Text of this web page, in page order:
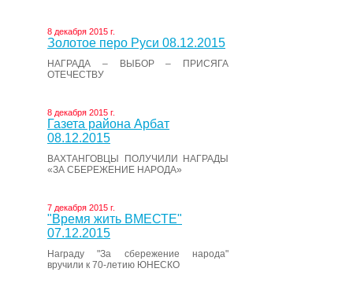
8 декабря 2015 г.
Золотое перо Руси 08.12.2015
НАГРАДА – ВЫБОР – ПРИСЯГА
ОТЕЧЕСТВУ
8 декабря 2015 г.
Газета района Арбат
08.12.2015
ВАХТАНГОВЦЫ ПОЛУЧИЛИ НАГРАДЫ
«ЗА СБЕРЕЖЕНИЕ НАРОДА»
7 декабря 2015 г.
"Время жить ВМЕСТЕ"
07.12.2015
Награду "За сбережение народа"
вручили к 70-летию ЮНЕСКО